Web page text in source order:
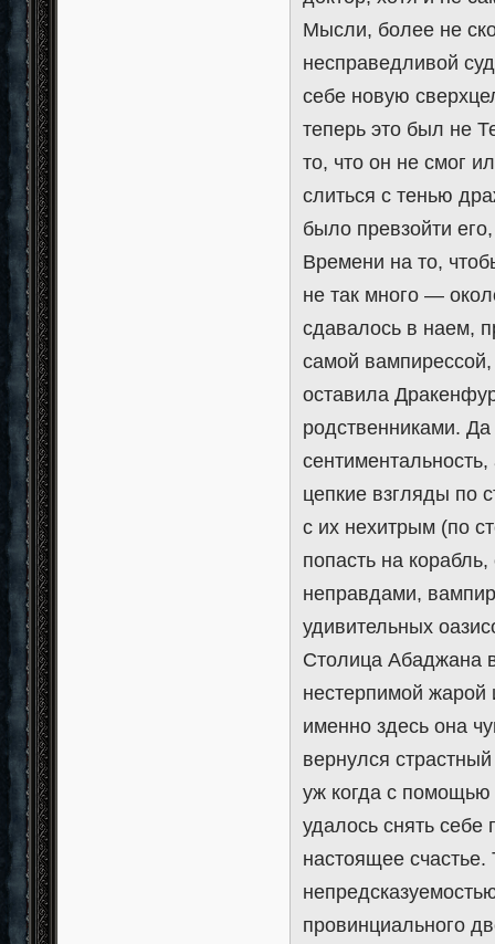
Мысли, более не
несправедливой
себе новую
теперь это был не
то, что он не смог
слиться с тенью
было превзойти
Времени на то,
не так много —
сдавалось в наем,
самой
оставила
родственниками.
цепкие взгляды по
с их нехитрым (по
попасть на
неправдами,
удивительных
Столица Абаджана
нестерпимой жарой
именно здесь она
вернулся
уж когда с помощью
удалось снять себе
настоящее
провинциального